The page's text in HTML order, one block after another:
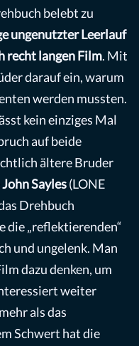
belebt zu
ungenutzter Leerlauf
recht langen Film. Mit
darauf ein, warum
werden mussten.
kein einziges Mal
auf beide
ältere Bruder
John Sayles(LONE
Drehbuch
die „reflektierenden“
und ungelenk. Man
dazu denken, um
weiter
als das
Schwert hat die